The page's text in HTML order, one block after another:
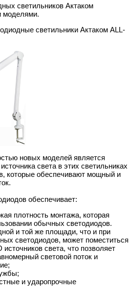
светильников Актаком
моделями.
светильники Актаком ALL-
новых моделей является
света в этих светильниках
которые обеспечивают мощный и
обеспечивает:
плотность монтажа, которая
обычных светодиодов.
и той же площади, что и при
светодиодов, может поместиться
света, что позволяет
световой поток и
и ударопрочные